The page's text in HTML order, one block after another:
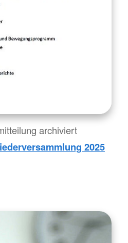
archiviert
2025